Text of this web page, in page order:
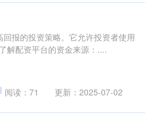
报的投资策略。它允许投资者使用
解配资平台的资金来源：....
阅读：71 更新：2025-07-02